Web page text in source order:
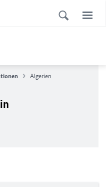
Algerien